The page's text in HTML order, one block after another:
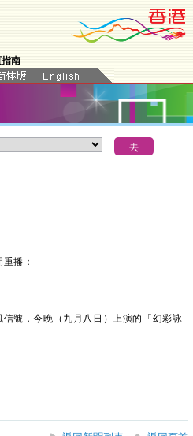
南
播：
號，今晚（九月八日）上演的「幻彩詠